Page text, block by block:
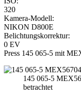
320
Kamera-Modell:
NIKON D800E
Belichtungskorrektur:
0 EV
Press 145 065-5 mit
145 065-5
betrachtet